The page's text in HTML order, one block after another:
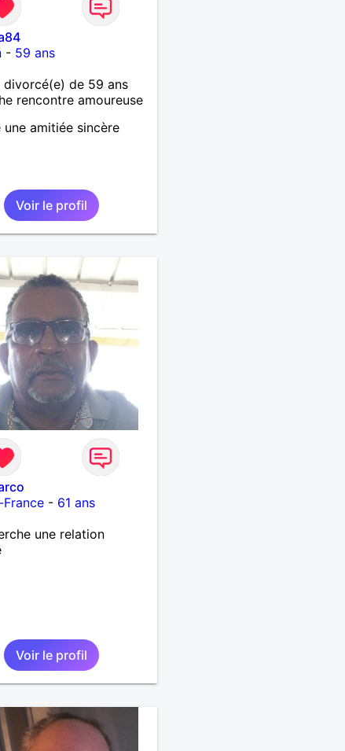
- 59 ans
divorcé(e) de 59 ans
rencontre amoureuse
une amitiée sincère
Voir le profil
- 61 ans
une relation
Voir le profil